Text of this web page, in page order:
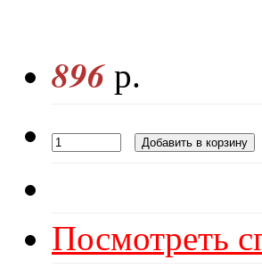
896 р.
Посмотреть